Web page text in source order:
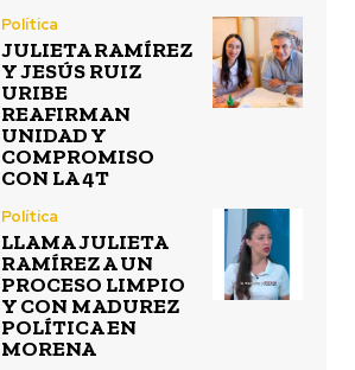
Política
JULIETA RAMÍREZ
Y JESÚS RUIZ
URIBE
REAFIRMAN
UNIDAD Y
COMPROMISO
CON LA 4T
Política
LLAMA JULIETA
RAMÍREZ A UN
PROCESO LIMPIO
Y CON MADUREZ
POLÍTICA EN
MORENA